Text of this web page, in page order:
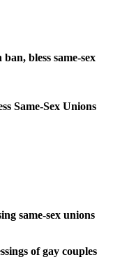
bless same-sex
Same-Sex Unions
same-sex unions
of gay couples